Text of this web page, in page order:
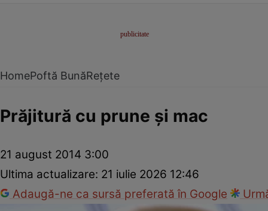
HomePoftă BunăRețete
Prăjitură cu prune şi mac
21 august 2014 3:00
Ultima actualizare: 21 iulie 2026 12:46
Adaugă-ne ca sursă preferată în Google